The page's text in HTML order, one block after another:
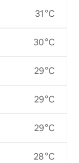
31 °C
30 °C
29 °C
29 °C
29 °C
28 °C